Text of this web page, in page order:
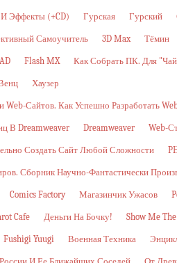
И Эффекты (+CD) Гурская Гурский
Самоучитель 3D Max Тёмин
Flash MX Как Собрать ПК. Для
Хаузер
Web-Сайтов. Как Успешно Разработать
В Dreamweaver Dreamweaver Web-
Создать Сайт Любой Сложности
Сборник Научно-Фантастически
Comics Factory Магазинчик Ужасов
Cafe Деньги На Бочку! Show Me
Fushigi Yuugi Военная Техника